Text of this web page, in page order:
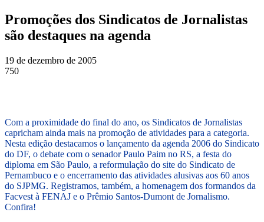
Promoções dos Sindicatos de Jornalistas
são destaques na agenda
19 de dezembro de 2005
750
Com a proximidade do final do ano, os Sindicatos de Jornalistas
capricham ainda mais na promoção de atividades para a categoria.
Nesta edição destacamos o lançamento da agenda 2006 do Sindicato
do DF, o debate com o senador Paulo Paim no RS, a festa do
diploma em São Paulo, a reformulação do site do Sindicato de
Pernambuco e o encerramento das atividades alusivas aos 60 anos
do SJPMG. Registramos, também, a homenagem dos formandos da
Facvest à FENAJ e o Prêmio Santos-Dumont de Jornalismo.
Confira!